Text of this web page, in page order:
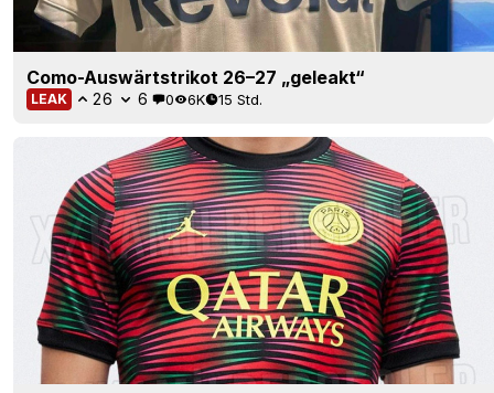
Como-Auswärtstrikot 26–27 „geleakt“
LEAK 26 6 0 6K 15 Std.